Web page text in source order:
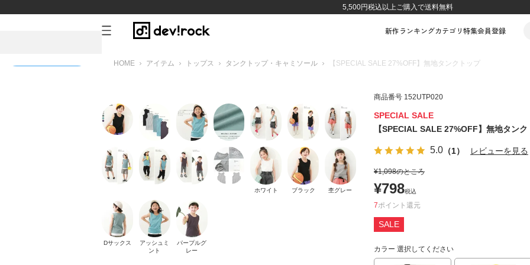
5,500円税込以上ご購入で送料無料
新作ランキングカテゴリ特集会員登録
HOME アイテム トップス タンクトップ・キャミソール 【SPECIAL SALE 27%OFF】無地タンクトップ
ホワイト ブラック 杢グレー
Dサックス
アッシュミ
ント
パープルグ
レー
商品番号 152UTP020
SPECIAL SALE
【SPECIAL SALE 27%OFF】無地タンク
5.0 （1） レビューを見る
¥1,098のところ
¥798税込
7ポイント
SALE
カラー 選択してください